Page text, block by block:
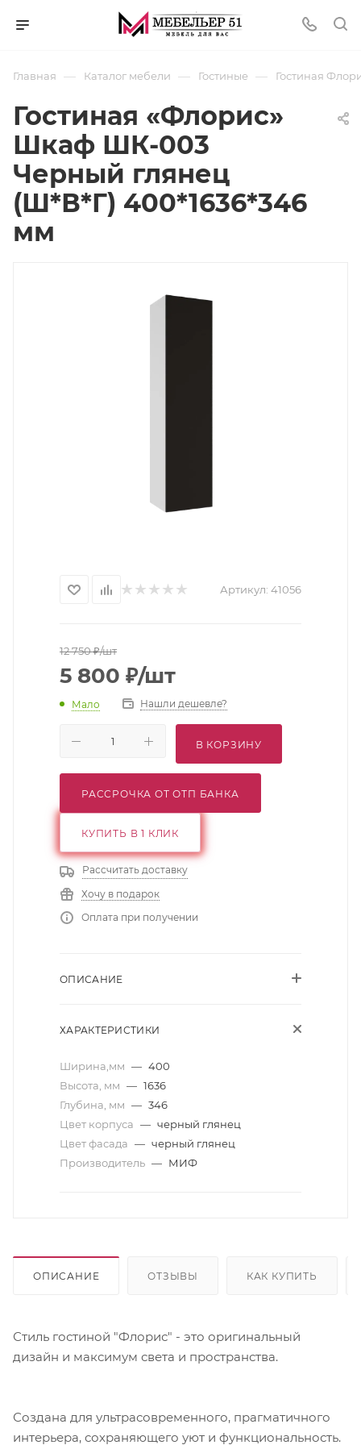
Главная — Каталог мебели — Гостиные — Гостиная
Гостиная «Флорис»
Шкаф ШК-003
Черный глянец
(Ш*В*Г) 400*1636*346
мм
Артикул: 41056
12 750₽/шт
5 800 ₽/шт
Мало Нашли дешевле?
В КОРЗИНУ
РАССРОЧКА ОТ ОТП БАНКА
КУПИТЬ В 1 КЛИК
Рассчитать доставку
Хочу в подарок
Оплата при получении
ОПИСАНИЕ
ХАРАКТЕРИСТИКИ
Ширина,мм — 400
Высота, мм — 1636
Глубина, мм — 346
Цвет корпуса — черный глянец
Цвет фасада — черный глянец
Производитель — МИФ
ОПИСАНИЕ ОТЗЫВЫ КАК КУПИТЬ
Стиль гостиной "Флорис" - это оригинальный
дизайн и максимум света и пространства.
Создана для ультрасовременного, прагматичного
интерьера, сохраняющего уют и функциональность.